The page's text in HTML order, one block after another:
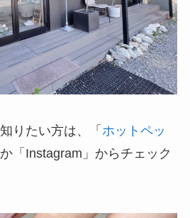
りたい方は、「 ホットペッ
か「Instagram」からチェック